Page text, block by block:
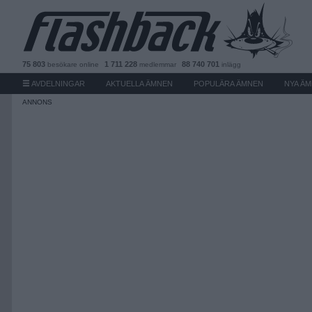
75 803 besökare online 1 711 228 medlemmar 88 740 701 inlägg
AVDELNINGAR AKTUELLA ÄMNEN POPULÄRA ÄMNEN NYA